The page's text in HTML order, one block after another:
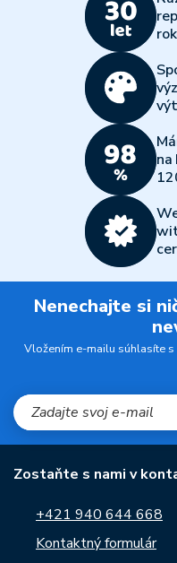
na
Nenechajte si
Vložením e-mailu súhlasíte s
Zostaňte s nami v
+421 940 644 668
Kontaktný formulár